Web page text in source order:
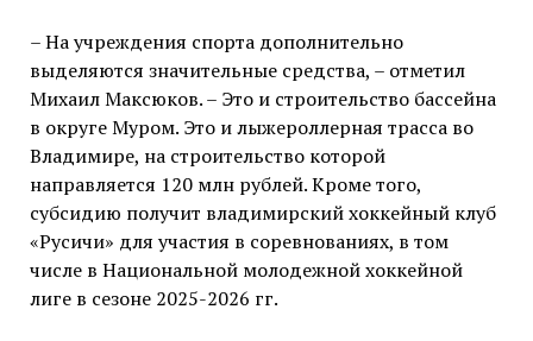
– На учреждения спорта дополнительно
выделяются значительные средства, – отметил
Михаил Максюков. – Это и строительство бассейна
в округе Муром. Это и лыжероллерная трасса во
Владимире, на строительство которой
направляется 120 млн рублей. Кроме того,
субсидию получит владимирский хоккейный клуб
«Русичи» для участия в соревнованиях, в том
числе в Национальной молодежной хоккейной
лиге в сезоне 2025-2026 гг.